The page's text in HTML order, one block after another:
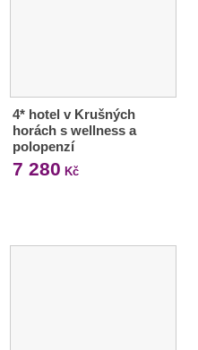
4* hotel v Krušných
horách s wellness a
polopenzí
7 280 Kč